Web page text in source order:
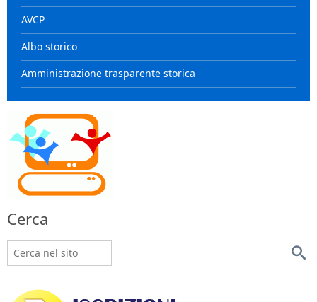
AVCP
Albo storico
Amministrazione trasparente storica
Cerca